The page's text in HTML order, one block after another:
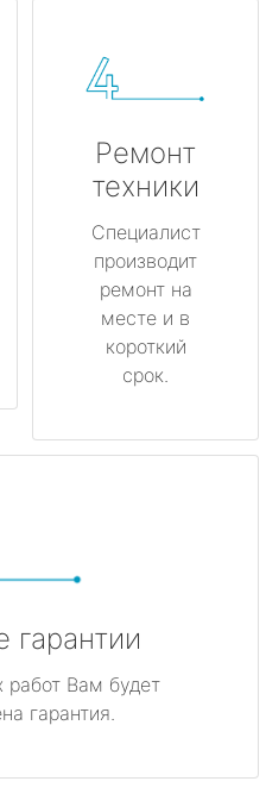
Ремонт
техники
Специалист
производит
ремонт на
месте и в
короткий
срок.
гарантии
работ Вам будет
гарантия.